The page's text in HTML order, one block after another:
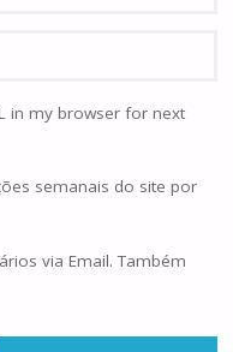
in my browser for next
semanais do site por
via Email. Também